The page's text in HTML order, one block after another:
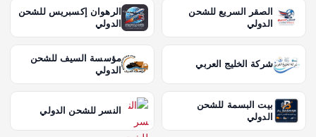
الصقر السريع للشحن
الدولي
الرهوان إكسبريس للشحن
الدولي
شركة الخليج العربي
مؤسسة السيف للشحن
الدولي
بيت البسمة للشحن
الدولي
النسر للشحن الدولي